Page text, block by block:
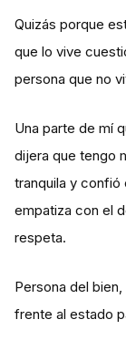
Quizás porque
que lo vive
persona que no
Una parte de mí
dijera que tengo
tranquila y confió
empatiza con el
respeta.
Persona del
frente al estado